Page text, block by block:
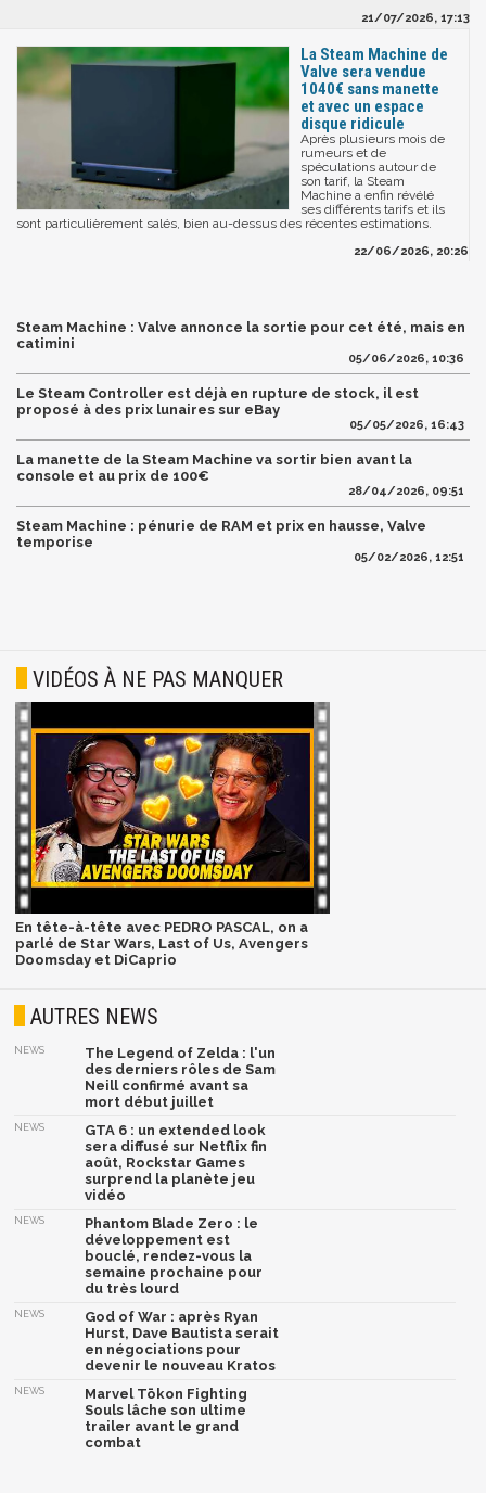
21/07/2026, 17:13
La Steam Machine de
Valve sera vendue
1040€ sans manette
et avec un espace
disque ridicule
Après plusieurs mois de
rumeurs et de
spéculations autour de
son tarif, la Steam
Machine a enfin révélé
ses différents tarifs et ils
sont particulièrement salés, bien au-dessus des récentes estimations.
22/06/2026, 20:26
Steam Machine : Valve annonce la sortie pour cet été, mais en
catimini
05/06/2026, 10:36
Le Steam Controller est déjà en rupture de stock, il est
proposé à des prix lunaires sur eBay
05/05/2026, 16:43
La manette de la Steam Machine va sortir bien avant la
console et au prix de 100€
28/04/2026, 09:51
Steam Machine : pénurie de RAM et prix en hausse, Valve
temporise
05/02/2026, 12:51
VIDÉOS À NE PAS MANQUER
En tête-à-tête avec PEDRO PASCAL, on a
parlé de Star Wars, Last of Us, Avengers
Doomsday et DiCaprio
AUTRES NEWS
NEWS
The Legend of Zelda : l'un
des derniers rôles de Sam
Neill confirmé avant sa
mort début juillet
NEWS
GTA 6 : un extended look
sera diffusé sur Netflix fin
août, Rockstar Games
surprend la planète jeu
vidéo
NEWS
Phantom Blade Zero : le
développement est
bouclé, rendez-vous la
semaine prochaine pour
du très lourd
NEWS
God of War : après Ryan
Hurst, Dave Bautista serait
en négociations pour
devenir le nouveau Kratos
NEWS
Marvel Tōkon Fighting
Souls lâche son ultime
trailer avant le grand
combat